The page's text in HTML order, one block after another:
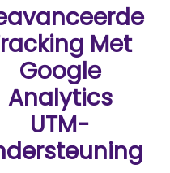
Met
Google
Analytics
UTM-